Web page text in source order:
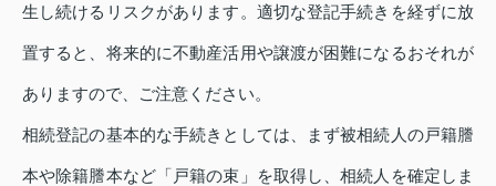
生し続けるリスクがあります。適切な登記手続きを経ずに放
置すると、将来的に不動産活用や譲渡が困難になるおそれが
ありますので、ご注意ください。
相続登記の基本的な手続きとしては、まず被相続人の戸籍謄
本や除籍謄本など「戸籍の束」を取得し、相続人を確定しま